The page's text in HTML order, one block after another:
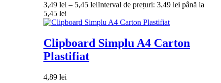
3,49 lei – 5,45 leiInterval de prețuri: 3,49 lei până la
5,45 lei
Clipboard Simplu A4 Carton
Plastifiat
4,89 lei